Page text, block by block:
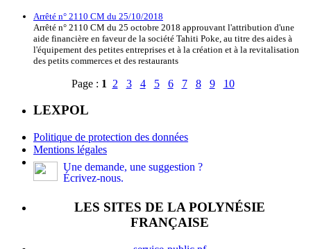
Arrêté n° 2110 CM du 25/10/2018
Arrêté n° 2110 CM du 25 octobre 2018 approuvant l'attribution d'une
aide financière en faveur de la société Tahiti Poke, au titre des aides à
l'équipement des petites entreprises et à la création et à la revitalisation
des petits commerces et des restaurants
Page : 1 2 3 4 5 6 7 8 9 10
LEXPOL
Politique de protection des données
Mentions légales
Une demande, une suggestion ?
Écrivez-nous.
LES SITES DE LA POLYNÉSIE
FRANÇAISE